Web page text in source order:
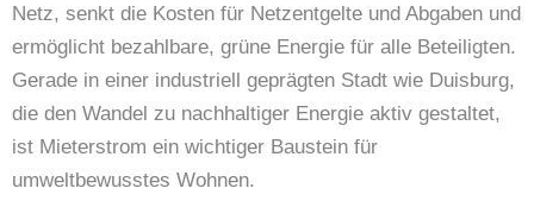
Netz, senkt die Kosten für Netzentgelte und Abgaben und
ermöglicht bezahlbare, grüne Energie für alle Beteiligten.
Gerade in einer industriell geprägten Stadt wie Duisburg,
die den Wandel zu nachhaltiger Energie aktiv gestaltet,
ist Mieterstrom ein wichtiger Baustein für
umweltbewusstes Wohnen.